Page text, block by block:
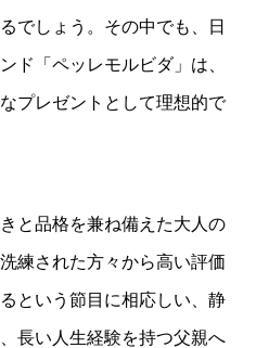
でしょう。その中でも、日
ド「ペッレモルビダ」は、
プレゼントとして理想的で
と品格を兼ね備えた大人の
練された方々から高い評価
という節目に相応しい、静
長い人生経験を持つ父親へ